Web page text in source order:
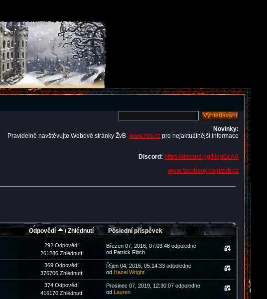
Novinky:
Pravidelně navštěvujte Webové stránky ŽvB www.zvb.cz pro nejaktuálnější informace
Discord: https://discord.gg/NqqGcAA
www.facebook.com/zvb.cz
Odpovědí /Zhlédnutí Poslední příspěvek
292 Odpovědí
261286 Zhlédnutí
Březen 07, 2016, 07:03:48 odpoledne
od Patrick Flitch
369 Odpovědí
376706 Zhlédnutí
Říjen 04, 2016, 05:14:33 odpoledne
od Hazel Wright
374 Odpovědí
416170 Zhlédnutí
Prosinec 07, 2019, 12:30:07 odpoledne
od Lauren